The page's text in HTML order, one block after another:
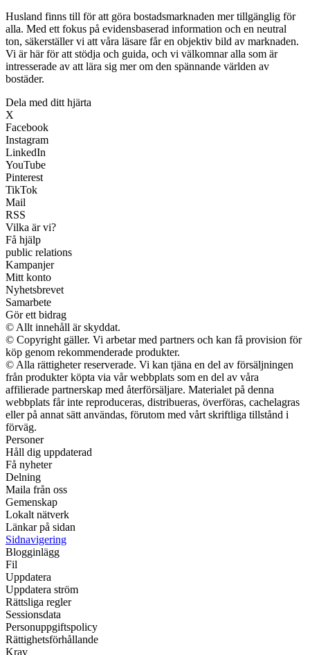
Husland finns till för att göra bostadsmarknaden mer tillgänglig för
alla. Med ett fokus på evidensbaserad information och en neutral
ton, säkerställer vi att våra läsare får en objektiv bild av marknaden.
Vi är här för att stödja och guida, och vi välkomnar alla som är
intresserade av att lära sig mer om den spännande världen av
bostäder.
Dela med ditt hjärta
X
Facebook
Instagram
LinkedIn
YouTube
Pinterest
TikTok
Mail
RSS
Vilka är vi?
Få hjälp
public relations
Kampanjer
Mitt konto
Nyhetsbrevet
Samarbete
Gör ett bidrag
© Allt innehåll är skyddat.
© Copyright gäller. Vi arbetar med partners och kan få provision för
köp genom rekommenderade produkter.
© Alla rättigheter reserverade. Vi kan tjäna en del av försäljningen
från produkter köpta via vår webbplats som en del av våra
affilierade partnerskap med återförsäljare. Materialet på denna
webbplats får inte reproduceras, distribueras, överföras, cachelagras
eller på annat sätt användas, förutom med vårt skriftliga tillstånd i
förväg.
Personer
Håll dig uppdaterad
Få nyheter
Delning
Maila från oss
Gemenskap
Lokalt nätverk
Länkar på sidan
Sidnavigering
Blogginlägg
Fil
Uppdatera
Uppdatera ström
Rättsliga regler
Sessionsdata
Personuppgiftspolicy
Rättighetsförhållande
Krav